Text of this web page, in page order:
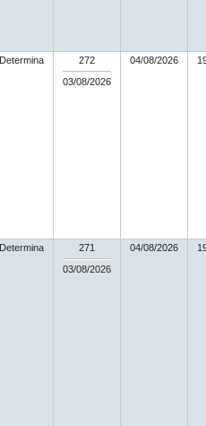
Determina
272
03/08/2026
04/08/2026
Determina
271
03/08/2026
04/08/2026